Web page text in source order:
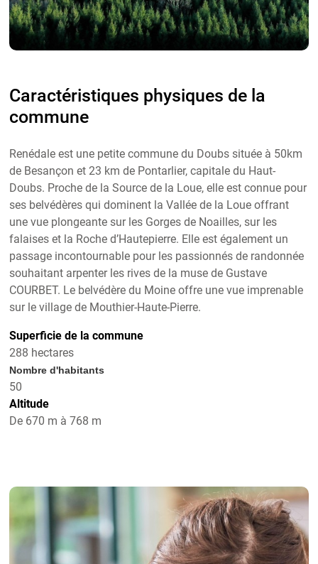
Caractéristiques physiques de la
commune
Renédale est une petite commune du Doubs située à 50km
de Besançon et 23 km de Pontarlier, capitale du Haut-
Doubs. Proche de la Source de la Loue, elle est connue pour
ses belvédères qui dominent la Vallée de la Loue offrant
une vue plongeante sur les Gorges de Noailles, sur les
falaises et la Roche d’Hautepierre. Elle est également un
passage incontournable pour les passionnés de randonnée
souhaitant arpenter les rives de la muse de Gustave
COURBET. Le belvédère du Moine offre une vue imprenable
sur le village de Mouthier-Haute-Pierre.
Superficie de la commune
288 hectares
Nombre d'habitants
50
Altitude
De 670 m à 768 m